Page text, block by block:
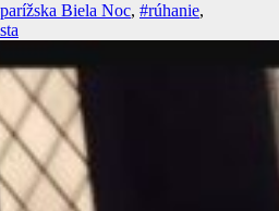
Biela Noc, #rúhanie,